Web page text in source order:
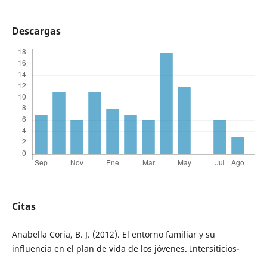
Descargas
Citas
Anabella Coria, B. J. (2012). El entorno familiar y su
influencia en el plan de vida de los jóvenes. Intersiticios-